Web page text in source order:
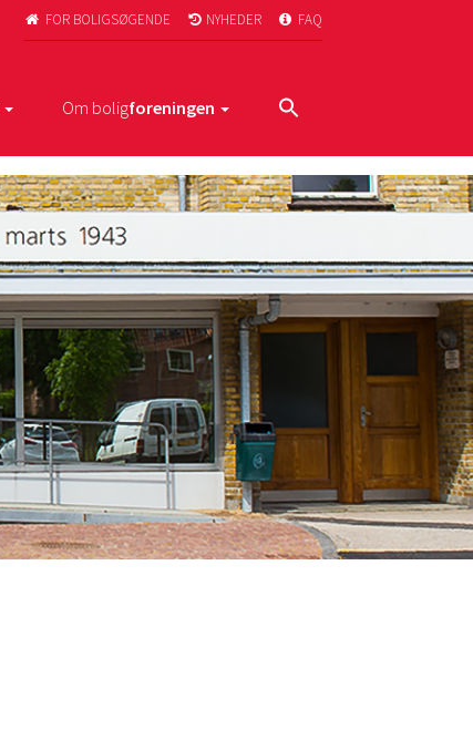
 FOR BOLIGSØGENDE  NYHEDER  FAQ
Om boligforeningen